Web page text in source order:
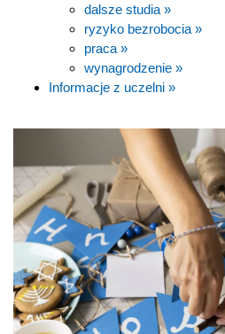
dalsze studia »
ryzyko bezrobocia »
praca »
wynagrodzenie »
Informacje z uczelni »